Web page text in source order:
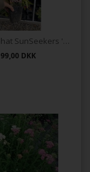
Purpursolhat SunSeekers 'Salmon'®
99,00 DKK